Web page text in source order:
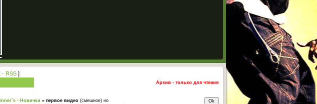
· RSS]
Архив - только для чтения
- Новички » первое видео (смешное) но